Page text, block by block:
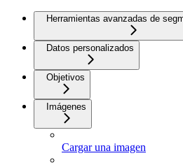
Herramientas avanzadas de
Datos personalizados
Objetivos
Imágenes
Cargar una imagen